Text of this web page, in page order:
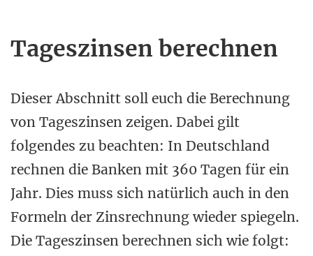
Tageszinsen berechnen
Dieser Abschnitt soll euch die Berechnung
von Tageszinsen zeigen. Dabei gilt
folgendes zu beachten: In Deutschland
rechnen die Banken mit 360 Tagen für ein
Jahr. Dies muss sich natürlich auch in den
Formeln der Zinsrechnung wieder spiegeln.
Die Tageszinsen berechnen sich wie folgt: